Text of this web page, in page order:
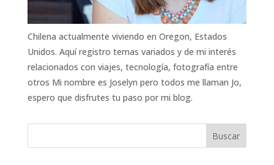
Chilena actualmente viviendo en Oregon, Estados
Unidos. Aquí registro temas variados y de mi interés
relacionados con viajes, tecnología, fotografía entre
otros Mi nombre es Joselyn pero todos me llaman Jo,
espero que disfrutes tu paso por mi blog.